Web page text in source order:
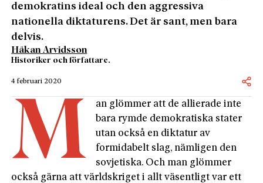
demokratins ideal och den aggressiva
nationella diktaturens. Det är sant, men bara
delvis.
Håkan Arvidsson
Historiker och författare.
4 februari 2020
M
an glömmer att de allierade inte
bara rymde demokratiska stater
utan också en diktatur av
formidabelt slag, nämligen den
sovjetiska. Och man glömmer
också gärna att världskriget i allt väsentligt var ett